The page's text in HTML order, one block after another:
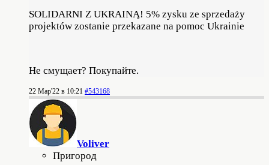
SOLIDARNI Z UKRAINĄ! 5% zysku ze sprzedaży
projektów zostanie przekazane na pomoc Ukrainie
Не смущает? Покупайте.
22 Мар'22 в 10:21 #543168
Voliver
Пригород